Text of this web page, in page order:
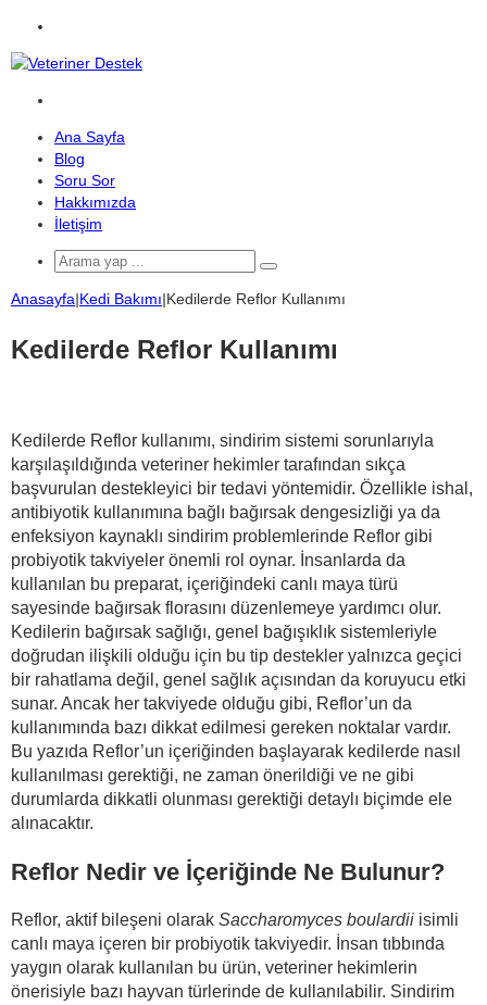
...
Ana Sayfa
Blog
Soru Sor
Hakkımızda
İletişim
Arama
yap
...
Anasayfa|Kedi Bakımı|Kedilerde Reflor Kullanımı
Kedilerde Reflor Kullanımı
Kedilerde Reflor kullanımı, sindirim sistemi sorunlarıyla
karşılaşıldığında veteriner hekimler tarafından sıkça
başvurulan destekleyici bir tedavi yöntemidir. Özellikle ishal,
antibiyotik kullanımına bağlı bağırsak dengesizliği ya da
enfeksiyon kaynaklı sindirim problemlerinde Reflor gibi
probiyotik takviyeler önemli rol oynar. İnsanlarda da
kullanılan bu preparat, içeriğindeki canlı maya türü
sayesinde bağırsak florasını düzenlemeye yardımcı olur.
Kedilerin bağırsak sağlığı, genel bağışıklık sistemleriyle
doğrudan ilişkili olduğu için bu tip destekler yalnızca geçici
bir rahatlama değil, genel sağlık açısından da koruyucu etki
sunar. Ancak her takviyede olduğu gibi, Reflor’un da
kullanımında bazı dikkat edilmesi gereken noktalar vardır.
Bu yazıda Reflor’un içeriğinden başlayarak kedilerde nasıl
kullanılması gerektiği, ne zaman önerildiği ve ne gibi
durumlarda dikkatli olunması gerektiği detaylı biçimde ele
alınacaktır.
Reflor Nedir ve İçeriğinde Ne Bulunur?
Reflor, aktif bileşeni olarak Saccharomyces boulardii isimli
canlı maya içeren bir probiyotik takviyedir. İnsan tıbbında
yaygın olarak kullanılan bu ürün, veteriner hekimlerin
önerisiyle bazı hayvan türlerinde de kullanılabilir. Sindirim